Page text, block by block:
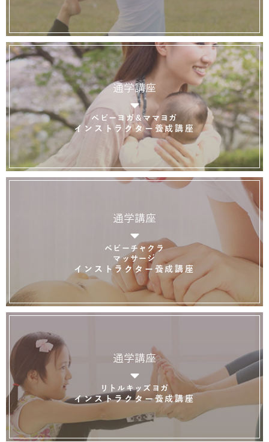
通学講座
ベビーヨガ＆ママヨガ
インストラクター養成講座
通学講座
ベビーチャクラ
マッサージ
インストラクター養成講座
通学講座
リトルキッズヨガ
インストラクター養成講座